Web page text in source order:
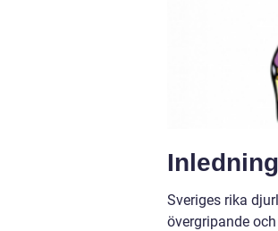
Sveriges rika
övergripande